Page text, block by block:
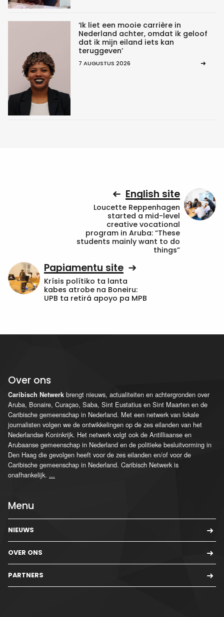
‘Ik liet een mooie carrière in
Nederland achter, omdat ik geloof
dat ik mijn eiland iets kan
teruggeven’
7 AUGUSTUS 2026
English site
Loucette Reppenhagen
started a mid-level
creative vocational
program in Aruba: “These
students mainly want to do
things”
Papiamentu site
Krísis polítiko ta lanta
kabes atrobe na Boneiru:
UPB ta retirá apoyo pa MPB
Over ons
Caribisch Netwerk brengt nieuws, actualiteiten en achtergronden over
Aruba, Bonaire, Curaçao, Saba, Sint Eustatius en Sint Maarten en de
Caribische gemeenschap in Nederland. Met een netwerk van lokale
journalisten volgen we de ontwikkelingen op de zes eilanden van het
Nederlandse Koninkrijk. Het netwerk volgt ook de Antilliaanse en
Arubaanse gemeenschap in Nederland en de politieke besluitvorming in
Den Haag die gevolgen heeft voor de zes eilanden en/of voor de
Caribische gemeenschap in Nederland. Caribisch Netwerk is
onafhankelijk. ...
Menu
NIEUWS
OVER ONS
PARTNERS